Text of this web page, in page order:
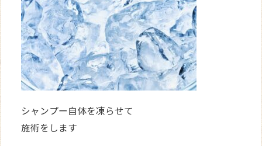
シャンプー自体を凍らせて
施術をします